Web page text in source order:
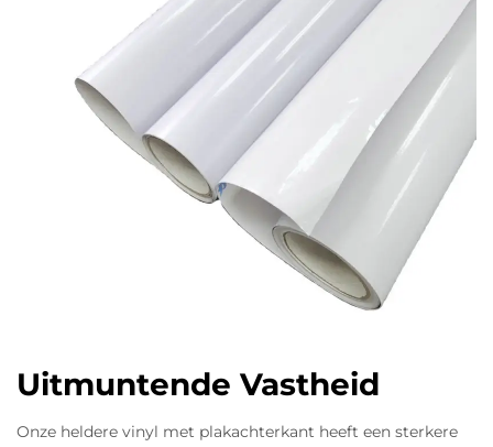
Uitmuntende Vastheid
Onze heldere vinyl met plakachterkant heeft een sterkere